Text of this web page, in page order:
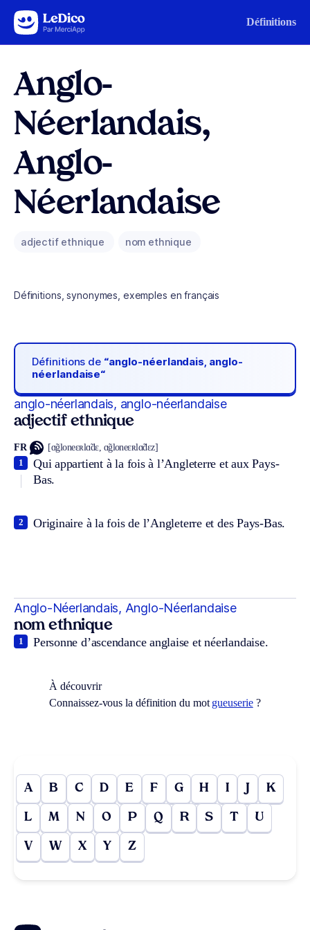
Aller au contenu Définitions
Anglo-
Néerlandais,
Anglo-
Néerlandaise
adjectif ethnique nom ethnique
Définitions, synonymes, exemples en français
Définitions de “anglo-néerlandais, anglo-
néerlandaise“
anglo-néerlandais, anglo-néerlandaise
adjectif ethnique
FR [ɑ̃gloneɛʀlɑ̃dɛ, ɑ̃gloneɛʀlɑ̃dɛz]
Qui appartient à la fois à l’Angleterre et aux Pays-
Bas.
1
Originaire à la fois de l’Angleterre et des Pays-Bas.
2
Anglo-Néerlandais, Anglo-Néerlandaise
nom ethnique
Personne d’ascendance anglaise et néerlandaise.
1
À découvrir
Connaissez-vous la définition du mot gueuserie?
A B C D E F G H I J K
L M N O P Q R S T U
V W X Y Z